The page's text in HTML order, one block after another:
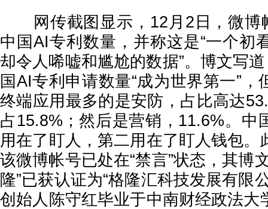
网传截图显示，12月2日，微博
中国AI专利数量，并称这是“一个初
却令人唏嘘和尴尬的数据”。博文写
国AI专利申请数量“成为世界第一”
终端应用最多的是安防，占比高达
占15.8%；然后是营销，11.6%。中
用在了盯人，第二用在了盯人钱包。
该微博帐号已处在“禁言”状态，其博
隆”已获认证为“格隆汇科技发展有限
创始人陈守红毕业于中南财经政法大